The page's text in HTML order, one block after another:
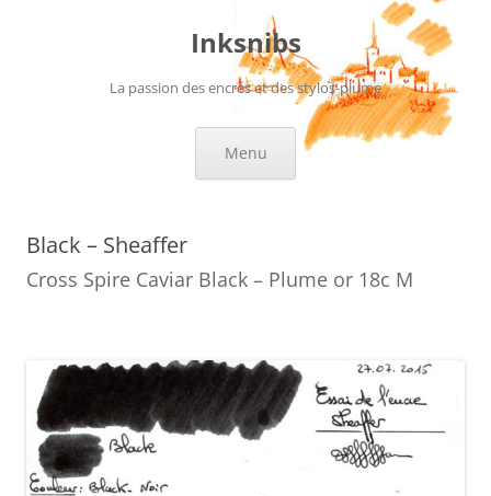
Inksnibs
La passion des encres et des stylos-plume
Menu
Black – Sheaffer
Cross Spire Caviar Black – Plume or 18c M